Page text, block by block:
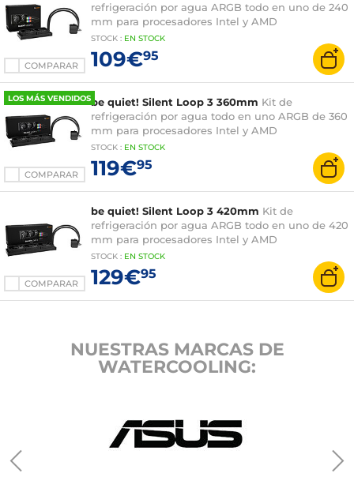
COMPARAR
refrigeración por agua ARGB todo en uno de 240
mm para procesadores Intel y AMD
STOCK : EN STOCK
109€95
LOS MÁS VENDIDOS
COMPARAR
be quiet! Silent Loop 3 360mm Kit de
refrigeración por agua todo en uno ARGB de 360
mm para procesadores Intel y AMD
STOCK : EN STOCK
119€95
COMPARAR
be quiet! Silent Loop 3 420mm Kit de
refrigeración por agua ARGB todo en uno de 420
mm para procesadores Intel y AMD
STOCK : EN STOCK
129€95
NUESTRAS MARCAS DE
WATERCOOLING: